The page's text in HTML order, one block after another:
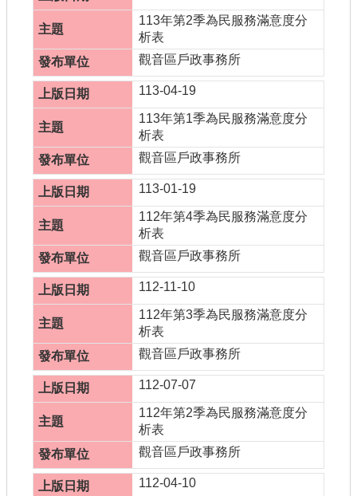
113年第2季為民服務滿意度分
析表
觀音區戶政事務所
113-04-19
113年第1季為民服務滿意度分
析表
觀音區戶政事務所
113-01-19
112年第4季為民服務滿意度分
析表
觀音區戶政事務所
112-11-10
112年第3季為民服務滿意度分
析表
觀音區戶政事務所
112-07-07
112年第2季為民服務滿意度分
析表
觀音區戶政事務所
112-04-10